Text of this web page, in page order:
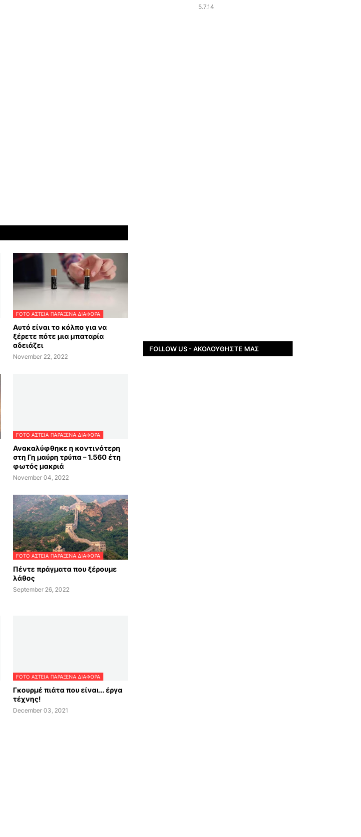
FOTO ΑΣΤΕΙΑ ΠΑΡΑΞΕΝΑ ΔΙΑΦΟΡΑ
Αυτό είναι το κόλπο για να
ξέρετε πότε μια μπαταρία
αδειάζει
November 22, 2022
FOTO ΑΣΤΕΙΑ ΠΑΡΑΞΕΝΑ ΔΙΑΦΟΡΑ
Ανακαλύφθηκε η κοντινότερη
στη Γη μαύρη τρύπα – 1.560 έτη
φωτός μακριά
November 04, 2022
FOTO ΑΣΤΕΙΑ ΠΑΡΑΞΕΝΑ ΔΙΑΦΟΡΑ
Πέντε πράγματα που ξέρουμε
λάθος
September 26, 2022
FOTO ΑΣΤΕΙΑ ΠΑΡΑΞΕΝΑ ΔΙΑΦΟΡΑ
Γκουρμέ πιάτα που είναι… έργα
τέχνης!
December 03, 2021
5.7.14
FOLLOW US - ΑΚΟΛΟΥΘΉΣΤΕ ΜΑΣ